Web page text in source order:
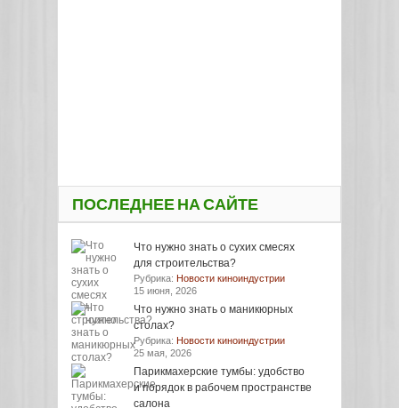
ПОСЛЕДНЕЕ НА САЙТЕ
Что нужно знать о сухих смесях
для строительства?
Рубрика: Новости киноиндустрии
15 июня, 2026
Что нужно знать о маникюрных
столах?
Рубрика: Новости киноиндустрии
25 мая, 2026
Парикмахерские тумбы: удобство
и порядок в рабочем пространстве
салона